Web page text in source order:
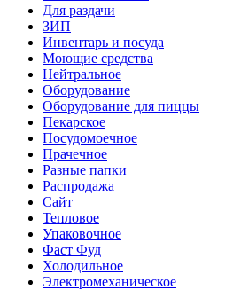
Для раздачи
ЗИП
Инвентарь и посуда
Моющие средства
Нейтральное
Оборудование
Оборудование для пиццы
Пекарское
Посудомоечное
Прачечное
Разные папки
Распродажа
Сайт
Тепловое
Упаковочное
Фаст Фуд
Холодильное
Электромеханическое